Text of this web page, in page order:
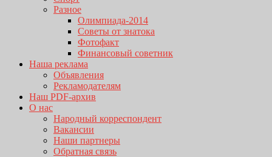
Разное
Олимпиада-2014
Советы от знатока
Фотофакт
Финансовый советник
Наша реклама
Объявления
Рекламодателям
Наш PDF-архив
О нас
Народный корреспондент
Вакансии
Наши партнеры
Обратная связь